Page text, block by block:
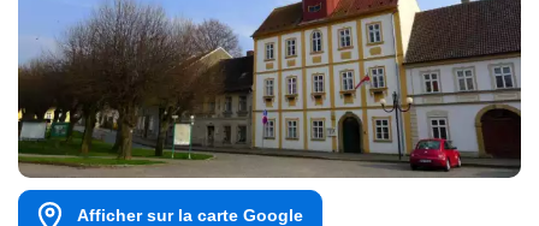
Afficher sur la carte Google